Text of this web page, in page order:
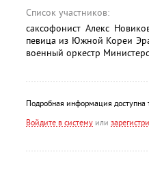
Список участников:
саксофонист Алекс
певица из Южной Кореи
военный оркестр
Подробная информация доступна
Войдите в систему или